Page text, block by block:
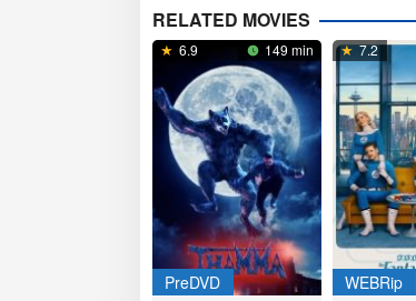
RELATED MOVIES
6.9 149 min
PreDVD
7.2
WEBRip